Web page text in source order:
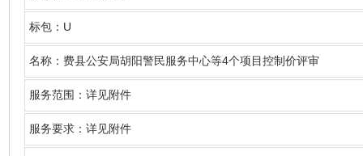
标包： U
名称：费县公安局胡阳警民服务中心等4个项目控制价评审
服务范围：详见附件
服务要求：详见附件